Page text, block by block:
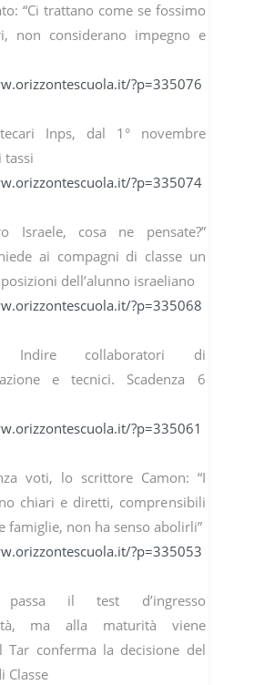
“Ci trattano come se fossimo
non considerano impegno e
?p=335076
Inps, dal 1° novembre
tassi
?p=335074
Israele, cosa ne pensate?”
ai compagni di classe un
dell’alunno israeliano
?p=335068
Indire collaboratori di
e tecnici. Scadenza 6
?p=335061
voti, lo scrittore Camon: “I
chiari e diretti, comprensibili
famiglie, non ha senso abolirli”
?p=335053
passa il test d’ingresso
ma alla maturità viene
Tar conferma la decisione del
Classe